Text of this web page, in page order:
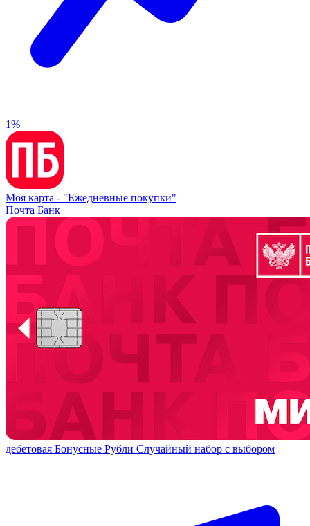
1%
Моя карта - "Ежедневные покупки"
Почта Банк
дебетовая Бонусные Рубли Случайный набор с выбором